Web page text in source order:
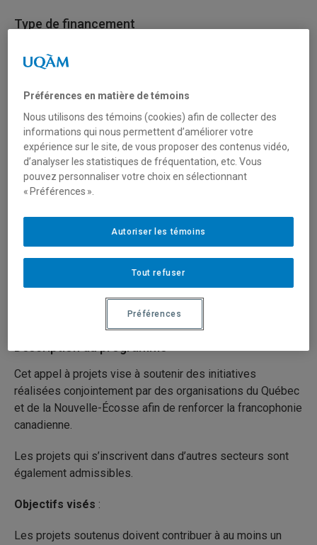
Type de financement
Équipement
Mobilisation des connaissances (réseautage, transfert
et diffusion)
Secteur(s)
Sciences humaines et sociales
Sciences liées à la santé
Sciences naturelles et mathématiques
Cet appel à projets vise à soutenir des initiatives
réalisées conjointement par des organisations du Québec
et de la Nouvelle-Écosse afin de renforcer la francophonie
canadienne.
Les projets qui s’inscrivent dans d’autres secteurs sont
également admissibles.
Objectifs visés :
Les projets soutenus doivent contribuer à au moins un
Préférences en matière de témoins
Nous utilisons des témoins (cookies) afin de collecter des
informations qui nous permettent d’améliorer votre
expérience sur le site, de vous proposer des contenus vidéo,
d’analyser les statistiques de fréquentation, etc. Vous
pouvez personnaliser votre choix en sélectionnant
« Préférences ».
Tout refuser
Autoriser les témoins
Préférences